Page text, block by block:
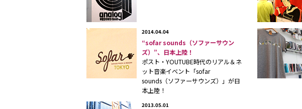
奥にL字型に広がるバー＆ギャラリー
「PoPo（ポポ）」ゾーン。
飲食のみの利用もOKだ。
2014.04.04
“sofar sounds（ソファーサウン
ズ）”、日本上陸！
ポスト・YOUTUBE時代のリアル＆ネ
ット音楽イベント「sofar
sounds（ソファーサウンズ）」が日
本上陸！
2013.05.01